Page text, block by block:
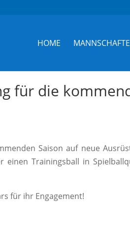
HOME
für die
Saison auf neue
Trainingsball in
für ihr Engagement!